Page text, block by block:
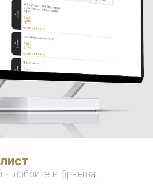
- добрите в бранша.